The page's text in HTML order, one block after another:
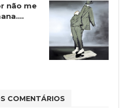
não me
COMENTÁRIOS